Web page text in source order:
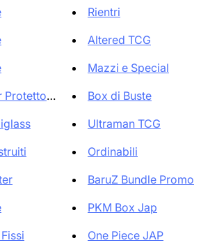
Protettori e Cart...
Rientri
Altered TCG
Mazzi e Special
Box di Buste
Ultraman TCG
Ordinabili
BaruZ Bundle Promo
PKM Box Jap
One Piece JAP